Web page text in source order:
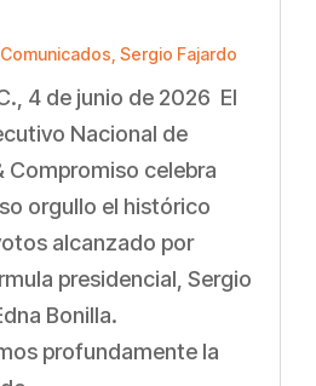
Comunicados Sergio Fajardo
4 de junio de 2026 El
Nacional de
Compromiso celebra
orgullo el histórico
alcanzado por
presidencial, Sergio
Bonilla.
profundamente la